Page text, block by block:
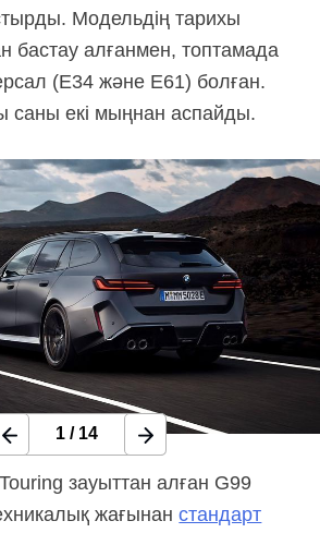
Модельдің тарихы
бастау алғанмен, топтамада
(E34 және E61) болған.
екі мыңнан аспайды.
1/ 14
зауыттан алған G99
жағынанстандарт